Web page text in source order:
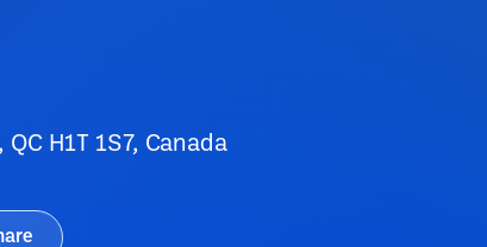
H1T 1S7, Canada